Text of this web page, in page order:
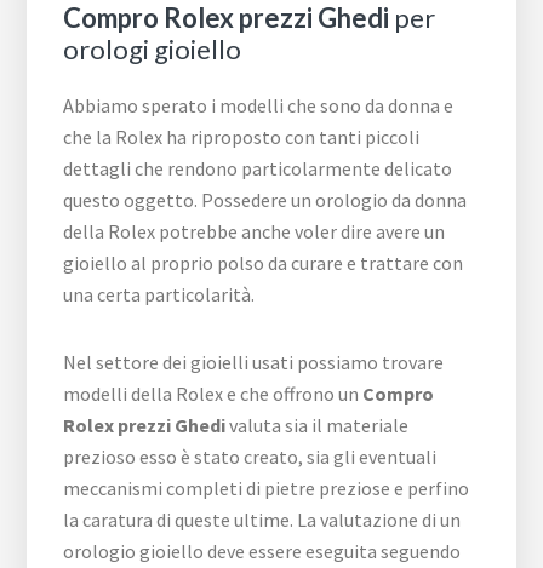
Compro Rolex prezzi Ghedi per
orologi gioiello
Abbiamo sperato i modelli che sono da donna e
che la Rolex ha riproposto con tanti piccoli
dettagli che rendono particolarmente delicato
questo oggetto. Possedere un orologio da donna
della Rolex potrebbe anche voler dire avere un
gioiello al proprio polso da curare e trattare con
una certa particolarità.
Nel settore dei gioielli usati possiamo trovare
modelli della Rolex e che offrono un Compro
Rolex prezzi Ghedivaluta sia il materiale
prezioso esso è stato creato, sia gli eventuali
meccanismi completi di pietre preziose e perfino
la caratura di queste ultime. La valutazione di un
orologio gioiello deve essere eseguita seguendo